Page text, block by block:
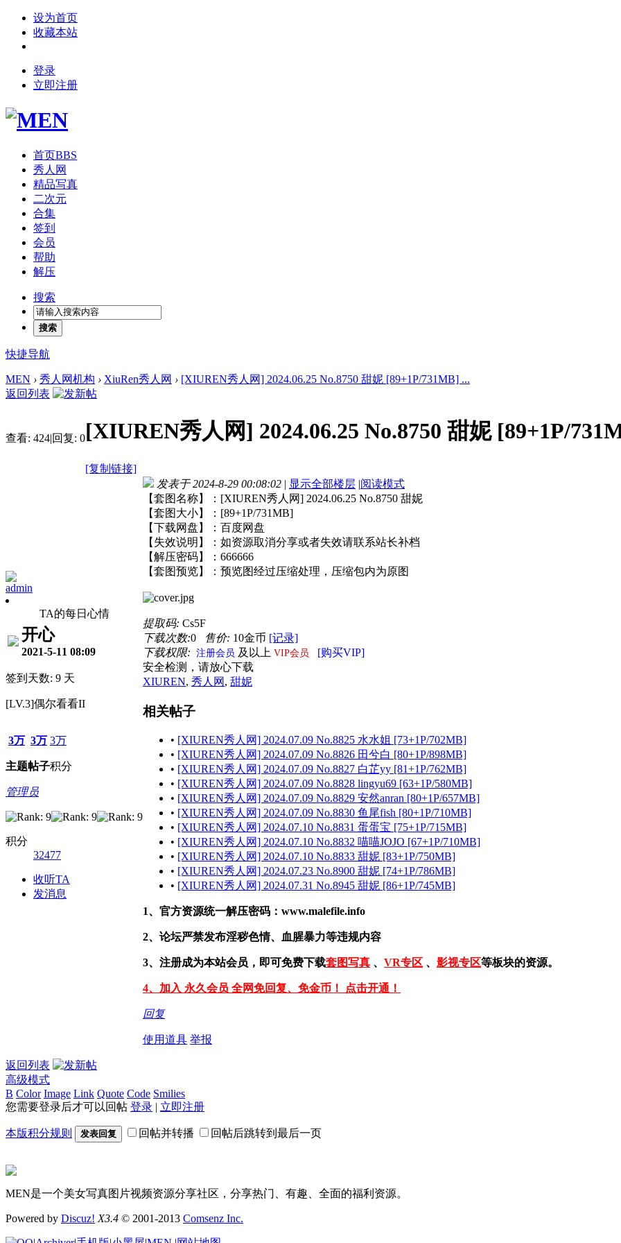
设为首页
收藏本站
登录
立即注册
首页BBS
秀人网
精品写真
二次元
合集
签到
会员
帮助
解压
搜索
搜索
快捷导航
MEN › 秀人网机构 › XiuRen秀人网 › [XIUREN秀人网] 2024.06.25 No.8750 甜妮 [89+1P/731MB] ...
返回列表
查看: 424|回复: 0[XIUREN秀人网] 2024.06.25 No.8750 甜妮 [89+1P/
[复制链接]
admin
TA的每日心情
开心
2021-5-11 08:09
签到天数: 9 天
[LV.3]偶尔看看II
3万
主题
3万
帖子
3万
积分
管理员
积分
32477
收听TA
发消息
发表于 2024-8-29 00:08:02 | 显示全部楼层 |阅读模式
【套图名称】：[XIUREN秀人网] 2024.06.25 No.8750 甜妮
【套图大小】：[89+1P/731MB]
【下载网盘】：百度网盘
【失效说明】：如资源取消分享或者失效请联系站长补档
【解压密码】：666666
【套图预览】：预览图经过压缩处理，压缩包内为原图
提取码: Cs5F
下载次数:0 售价: 10金币 [记录]
下载权限: 注册会员 及以上 VIP会员
[购买VIP]
安全检测，请放心下载
XIUREN, 秀人网 , 甜妮
相关帖子
• [XIUREN秀人网] 2024.07.09 No.8825 水水姐 [73+1P/702MB]
• [XIUREN秀人网] 2024.07.09 No.8826 田兮白 [80+1P/898MB]
• [XIUREN秀人网] 2024.07.09 No.8827 白芷yy [81+1P/762MB]
• [XIUREN秀人网] 2024.07.09 No.8828 lingyu69 [63+1P/580MB]
• [XIUREN秀人网] 2024.07.09 No.8829 安然anran [80+1P/657MB]
• [XIUREN秀人网] 2024.07.09 No.8830 鱼尾fish [80+1P/710MB]
• [XIUREN秀人网] 2024.07.10 No.8831 蛋蛋宝 [75+1P/715MB]
• [XIUREN秀人网] 2024.07.10 No.8832 喵喵JOJO [67+1P/710MB]
• [XIUREN秀人网] 2024.07.10 No.8833 甜妮 [83+1P/750MB]
• [XIUREN秀人网] 2024.07.23 No.8900 甜妮 [74+1P/786MB]
• [XIUREN秀人网] 2024.07.31 No.8945 甜妮 [86+1P/745MB]
1、官方资源统一解压密码：www.malefile.info
2、论坛严禁发布淫秽色情、血腥暴力等违规内容
3、注册成为本站会员，即可免费下载套图写真 、 VR专区 、 影视专区等板块的资源。
4、加入 永久会员 全网免回复、免金币！ 点击开通！
回复
使用道具 举报
返回列表
高级模式
B Color Image Link Quote Code Smilies
您需要登录后才可以回帖 登录 | 立即注册
本版积分规则 发表回复 回帖并转播 回帖后跳转到最后一页
MEN是一个美女写真图片视频资源分享社区，分享热门、有趣、全面的福利资源。
Powered by Discuz! X3.4 © 2001-2013 Comsenz Inc.